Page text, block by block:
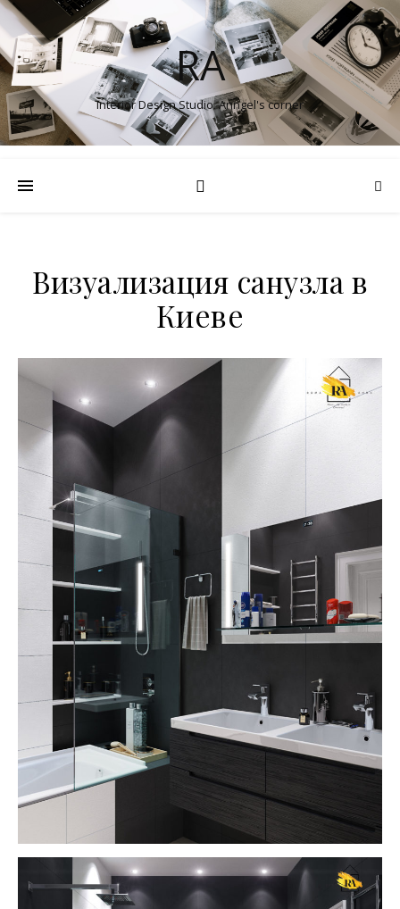
RA
Interior Design Studio. Anngel's corner
Визуализация санузла в
Киеве